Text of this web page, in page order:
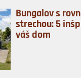
Bungalov s
strechou: 5
váš dom